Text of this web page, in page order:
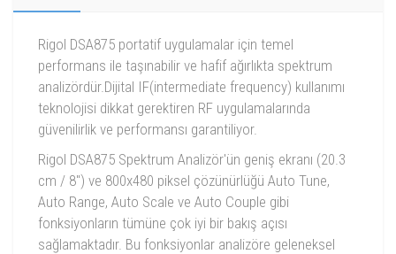
Rigol DSA875 portatif uygulamalar için temel
performans ile taşınabilir ve hafif ağırlıkta spektrum
analizördür.Dijital IF(intermediate frequency) kullanımı
teknolojisi dikkat gerektiren RF uygulamalarında
güvenilirlik ve performansı garantiliyor.
Rigol DSA875 Spektrum Analizör'ün geniş ekranı (20.3
cm / 8") ve 800x480 piksel çözünürlüğü Auto Tune,
Auto Range, Auto Scale ve Auto Couple gibi
fonksiyonların tümüne çok iyi bir bakış açısı
sağlamaktadır. Bu fonksiyonlar analizöre geleneksel